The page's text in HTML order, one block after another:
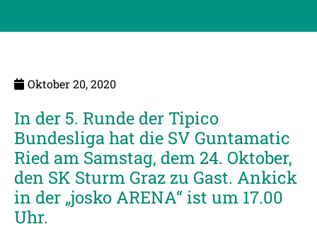
Oktober 20, 2020
In der 5. Runde der Tipico
Bundesliga hat die SV Guntamatic
Ried am Samstag, dem 24. Oktober,
den SK Sturm Graz zu Gast. Ankick
in der „josko ARENA“ ist um 17.00
Uhr.